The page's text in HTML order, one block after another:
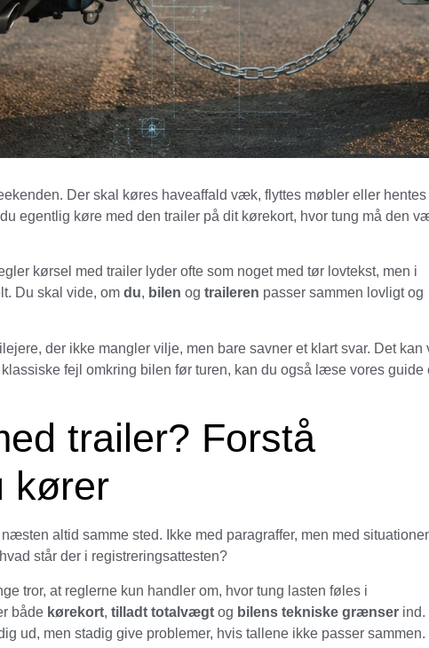
Der skal køres haveaffald væk, flyttes møbler eller hentes
egentlig køre med den trailer på dit kørekort, hvor tung må den
kørsel med trailer lyder ofte som noget med tør lovtekst, men i
Du skal vide, om du, bilen og traileren passer sammen lovligt og
der ikke mangler vilje, men bare savner et klart svar. Det kan
fejl omkring bilen før turen, kan du også læse vores guide
trailer? Forstå
kører
altid samme sted. Ikke med paragraffer, men med
står der i registreringsattesten?
tror, at reglerne kun handler om, hvor tung lasten føles i
både kørekort, tilladt totalvægt og bilens tekniske grænser ind.
ud, men stadig give problemer, hvis tallene ikke passer sammen.